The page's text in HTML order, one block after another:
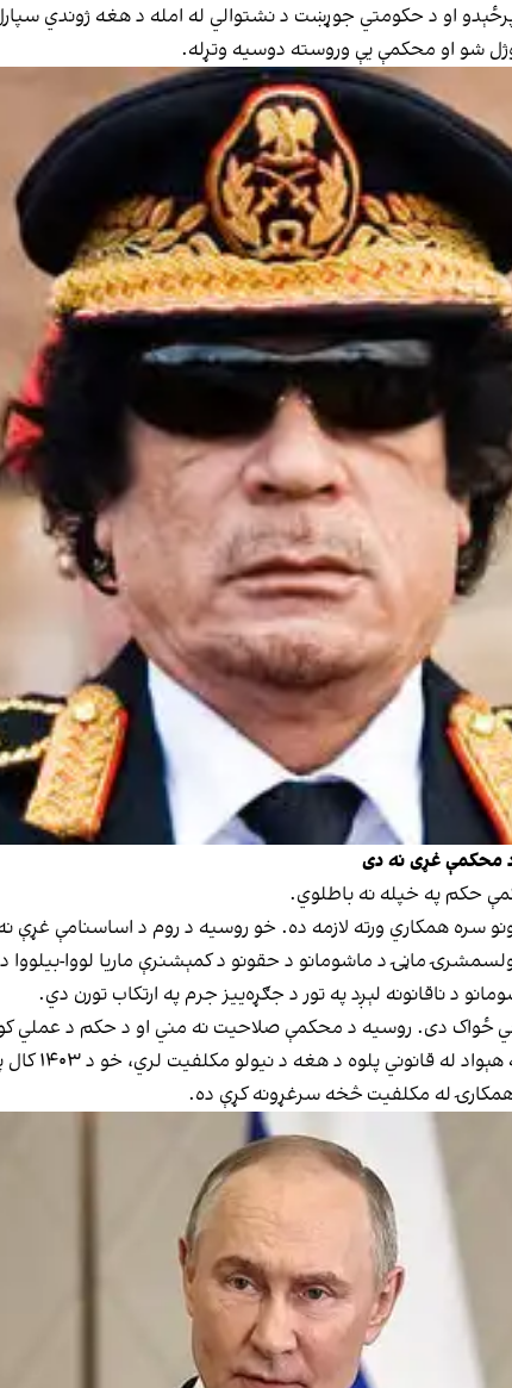
او د حکومتي جوړښت د نشتوالي له امله د هغه ژوندي
محکمې غړی نه دی
حکم په خپله نه باطلوي.
سره همکاري ورته لازمه ده. خو روسیه د روم د اساسنامې غړې
د ناقانونه لېږد په تور د جګړه‌ییز جرم په ارتکاب تورن دي.
ځواک دی. روسیه د محکمې صلاحیت نه مني او د حکم د عملي
که پوتین د
له مکلفیت څخه سرغړونه کړې ده.